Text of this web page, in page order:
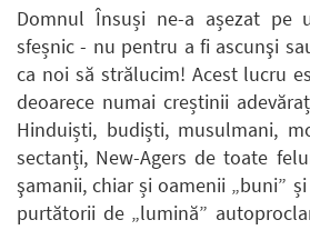
Domnul Însuși ne-a așezat
sfeșnic - nu pentru a fi ascunşi
ca noi să strălucim! Acest lucru
deoarece numai creștinii
Hinduiști, budiști, musulmani,
sectanți, New-Agers de toate
şamanii, chiar și oamenii „buni”
purtătorii de „lumină”